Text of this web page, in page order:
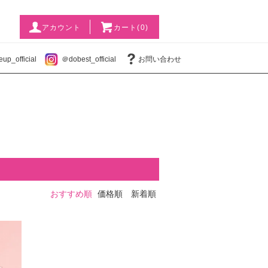
アカウント カート(0)
＠dobest_official お問い合わせ
おすすめ順 価格順 新着順